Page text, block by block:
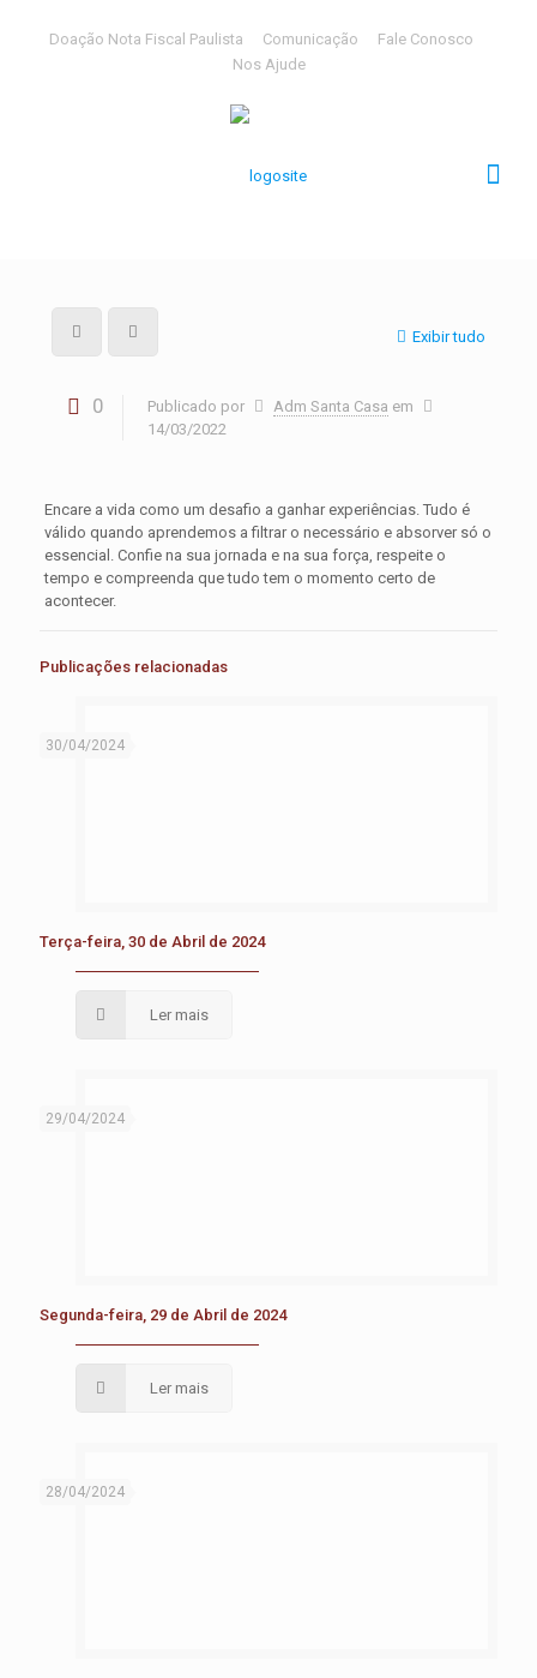
Doação Nota Fiscal Paulista Comunicação
Fale Conosco
Nos Ajude
Exibir tudo
0 Publicado por Adm Santa Casa em
14/03/2022
Encare a vida como um desafio a ganhar experiências. Tudo é
válido quando aprendemos a filtrar o necessário e absorver só o
essencial. Confie na sua jornada e na sua força, respeite o
tempo e compreenda que tudo tem o momento certo de
acontecer.
Publicações relacionadas
30/04/2024
Terça-feira, 30 de Abril de 2024
Ler mais
29/04/2024
Segunda-feira, 29 de Abril de 2024
Ler mais
28/04/2024